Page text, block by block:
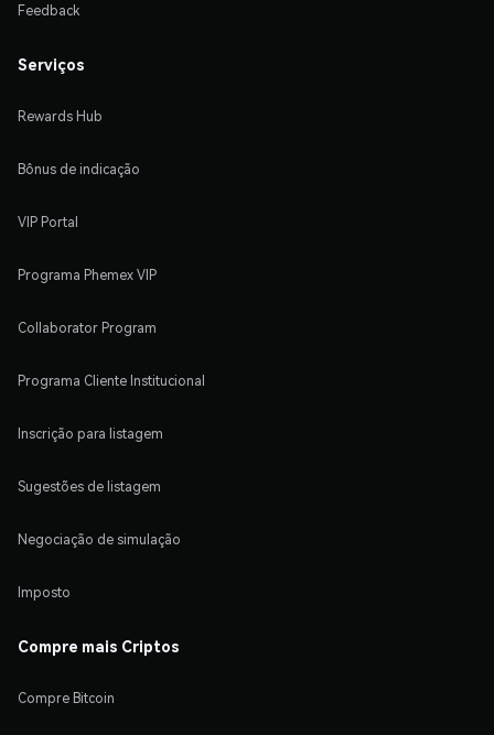
Feedback
Serviços
Rewards Hub
Bônus de indicação
VIP Portal
Programa Phemex VIP
Collaborator Program
Programa Cliente Institucional
Inscrição para listagem
Sugestões de listagem
Negociação de simulação
Imposto
Compre mais Criptos
Compre Bitcoin